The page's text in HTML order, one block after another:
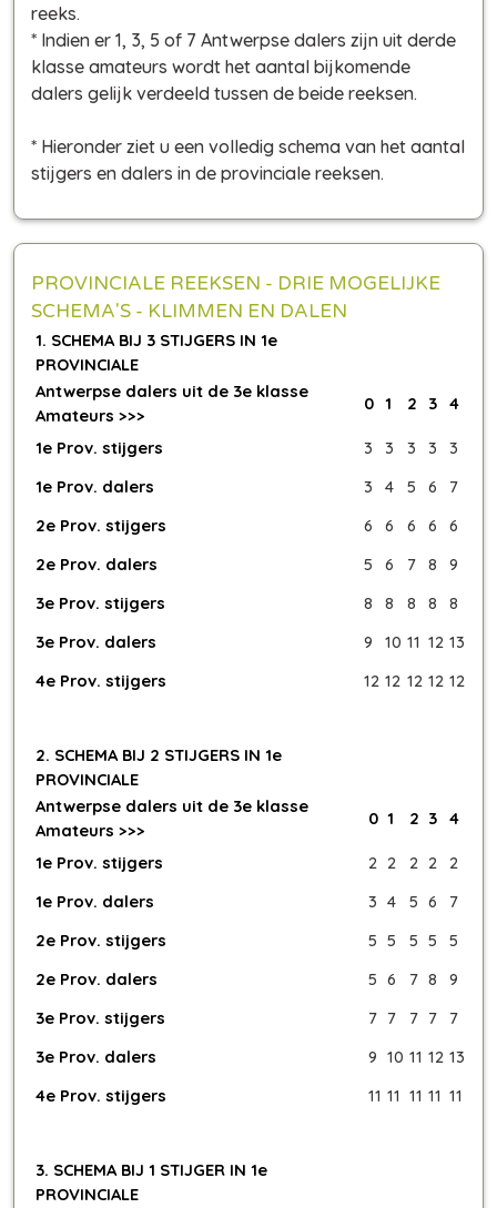
reeks.
* Indien er 1, 3, 5 of 7 Antwerpse dalers zijn uit derde
klasse amateurs wordt het aantal bijkomende
dalers gelijk verdeeld tussen de beide reeksen.
* Hieronder ziet u een volledig schema van het aantal
stijgers en dalers in de provinciale reeksen.
PROVINCIALE REEKSEN - DRIE MOGELIJKE
SCHEMA'S - KLIMMEN EN DALEN
1. SCHEMA BIJ 3 STIJGERS IN 1e
PROVINCIALE
Antwerpse dalers uit de 3e klasse
Amateurs >>>
0 1 2 3 4
1e Prov. stijgers 3 3 3 3
3
1e Prov. dalers
3 4 5 6
7
2e Prov. stijgers
6 6 6 6
6
2e Prov. dalers
5 6 7 8
9
3e Prov. stijgers
8 8 8 8
8
3e Prov. dalers
9 10 11 12 13
4e Prov. stijgers
12 12 12 12 12
2. SCHEMA BIJ 2 STIJGERS IN 1e
PROVINCIALE
Antwerpse dalers uit de 3e klasse
Amateurs >>>
0 1 2 3 4
1e Prov. stijgers 2 2 2 2
2
1e Prov. dalers
3 4 5 6
7
2e Prov. stijgers
5 5 5 5
5
2e Prov. dalers
5 6 7 8
9
3e Prov. stijgers
7 7 7 7
7
3e Prov. dalers
9 10 11 12 13
4e Prov. stijgers
11 11 11 11 11
3. SCHEMA BIJ 1 STIJGER IN 1e
PROVINCIALE